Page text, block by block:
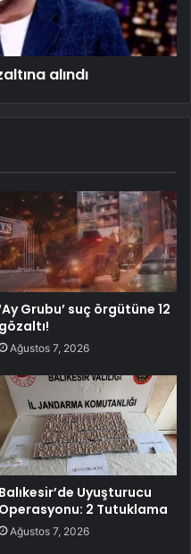
alındı
Grubu’ suç örgütüne 12
gözaltı!
Ağustos 7, 2026
Balıkesir’de Uyuşturucu
Operasyonu: 2 Tutuklama
Ağustos 7, 2026